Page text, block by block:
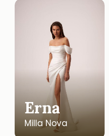
Erna
Milla Nova